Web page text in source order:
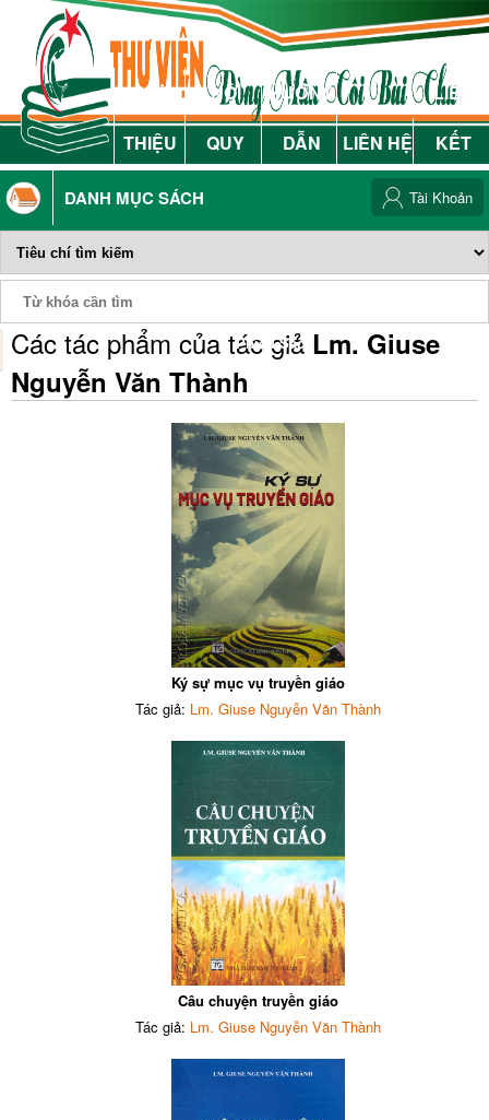
GIỚI
THIỆU
NỘI
QUY
HƯỚNG
DẪN
LIÊN HỆ
LIÊN
KẾT
DANH MỤC SÁCH
Phiếu Sách
Tài Khoản
Các tác phẩm của tác giả Lm. Giuse
Nguyễn Văn Thành
Ký sự mục vụ truyền giáo
Tác giả: Lm. Giuse Nguyễn Văn Thành
Câu chuyện truyền giáo
Tác giả: Lm. Giuse Nguyễn Văn Thành